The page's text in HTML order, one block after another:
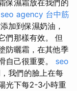
保濕霜放在我們的
seo agency 台中筋
加到保濕奶油，
們那樣有效。 但
防曬霜，在其他季
自己很重要。 seo
我們的臉上在每
光下每2-3小時重